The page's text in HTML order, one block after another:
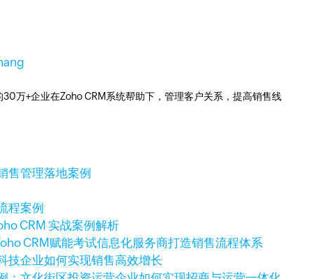
万+企业在Zoho CRM系统帮助下，管理客户关系，提高销售线
售管理落地案例
程案例
CRM 实战案例解析
CRM赋能考试信息化服务商打造销售流程体系
技企业如何实现销售高效增长